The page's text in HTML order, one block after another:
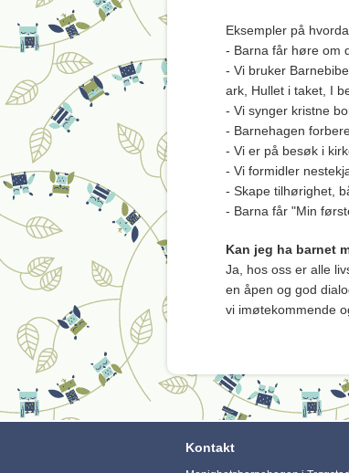
Eksempler på
- Barna får høre om
- Vi bruker
ark, Hullet i taket, I
- Vi synger kristne
- Barnehagen
- Vi er på besøk i
- Vi formidler
- Skape tilhørighet,
- Barna får "Min
Kan jeg ha barnet
Ja, hos oss er alle
en åpen og god
vi imøtekommende
Kontakt